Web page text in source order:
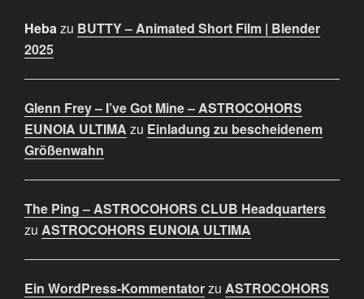
Hebazu BUTTY – Animated Short Film | Blender
2025
Glenn Frey – I’ve Got Mine – ASTROCOHORS
EUNOIA ULTIMA zu Einladung zu bescheidenem
Größenwahn
The Ping – ASTROCOHORS CLUB Headquarters
zu ASTROCOHORS EUNOIA ULTIMA
Ein WordPress-Kommentatorzu ASTROCOHORS